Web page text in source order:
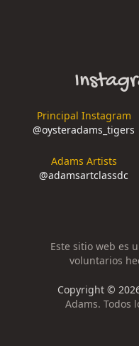
Principal Instagram
@oysteradams_tigers
Adams Artists
@adamsartclassdc
Este sitio web es
voluntarios
Copyright ©
Adams. Todos